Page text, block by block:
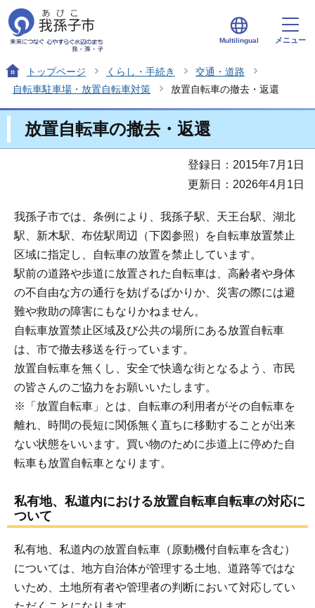
Multilingual メニュー
トップページ くらし・手続き
交通・道路
自転車駐車場・放置自転車対策
放置自転車の撤去・返還
放置自転車の撤去・返還
登録日：2015年7月1日
更新日：2026年4月1日
我孫子市では、条例により、我孫子駅、天王台駅、湖北
駅、新木駅、布佐駅周辺（下図参照）を自転車放置禁止
区域に指定し、自転車の放置を禁止しています。
駅前の道路や歩道に放置された自転車は、高齢者や身体
の不自由な方の通行を妨げるばかりか、災害の際には避
難や救助の障害にもなりかねません。
自転車放置禁止区域及び公共の場所にある放置自転車
は、市で撤去移送を行っています。
放置自転車を無くし、安全で快適な街となるよう、市民
の皆さんのご協力をお願いいたします。
※「放置自転車」とは、自転車の利用者がその自転車を
離れ、時間の長短に関係無く直ちに移動することが出来
ない状態をいいます。買い物のために歩道上に停めた自
転車も放置自転車となります。
私有地、私道内における放置自転車自転車の対応に
ついて
私有地、私道内の放置自転車（原動機付自転車を含む）
については、地方自治体が管理する土地、道路等ではな
いため、土地所有者や管理者の判断において対応してい